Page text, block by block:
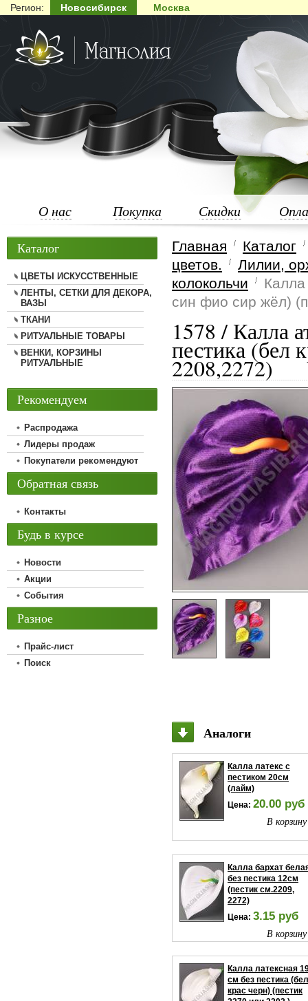
Регион: Новосибирск Москва
О нас Покупка Скидки
Главная
Каталог
цветов.
Лилии,
колокольчи
Калла
син фио сир жёл)
1578 / Калла
пестика (бел
2208,2272)
Аналоги
Калла латекс с
пестиком 20см
(лайм)
Цена: 20.00 руб
В
Калла бархат
без пестика 12см
(пестик см.2209,
2272)
Цена: 3.15 руб
В
Калла латексная
см без пестика (бел
крас черн) (пестик
Каталог
ЦВЕТЫ ИСКУССТВЕННЫЕ
ЛЕНТЫ, СЕТКИ ДЛЯ ДЕКОРА,
ВАЗЫ
ТКАНИ
РИТУАЛЬНЫЕ ТОВАРЫ
ВЕНКИ, КОРЗИНЫ
РИТУАЛЬНЫЕ
Рекомендуем
Распродажа
Лидеры продаж
Покупатели рекомендуют
Обратная связь
Контакты
Будь в курсе
Новости
Акции
События
Разное
Прайс-лист
Поиск